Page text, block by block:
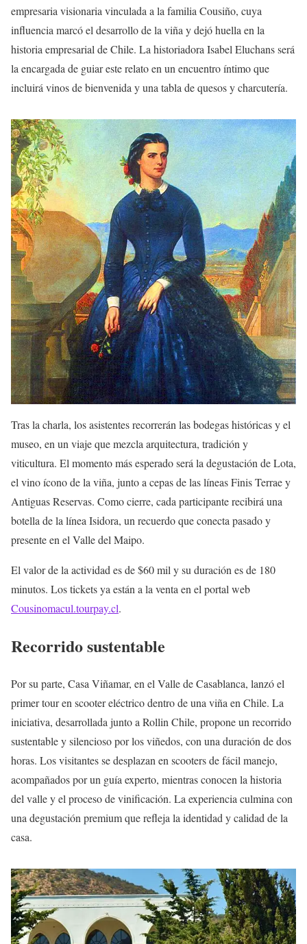
empresaria visionaria vinculada a la familia Cousiño, cuya
influencia marcó el desarrollo de la viña y dejó huella en la
historia empresarial de Chile. La historiadora Isabel Eluchans será
la encargada de guiar este relato en un encuentro íntimo que
incluirá vinos de bienvenida y una tabla de quesos y charcutería.
Tras la charla, los asistentes recorrerán las bodegas históricas y el
museo, en un viaje que mezcla arquitectura, tradición y
viticultura. El momento más esperado será la degustación de Lota,
el vino ícono de la viña, junto a cepas de las líneas Finis Terrae y
Antiguas Reservas. Como cierre, cada participante recibirá una
botella de la línea Isidora, un recuerdo que conecta pasado y
presente en el Valle del Maipo.
El valor de la actividad es de $60 mil y su duración es de 180
minutos. Los tickets ya están a la venta en el portal web
Cousinomacul.tourpay.cl.
Recorrido sustentable
Por su parte, Casa Viñamar, en el Valle de Casablanca, lanzó el
primer tour en scooter eléctrico dentro de una viña en Chile. La
iniciativa, desarrollada junto a Rollin Chile, propone un recorrido
sustentable y silencioso por los viñedos, con una duración de dos
horas. Los visitantes se desplazan en scooters de fácil manejo,
acompañados por un guía experto, mientras conocen la historia
del valle y el proceso de vinificación. La experiencia culmina con
una degustación premium que refleja la identidad y calidad de la
casa.